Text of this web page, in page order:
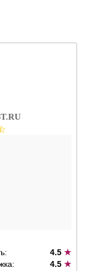
4.5 ★
4.5 ★